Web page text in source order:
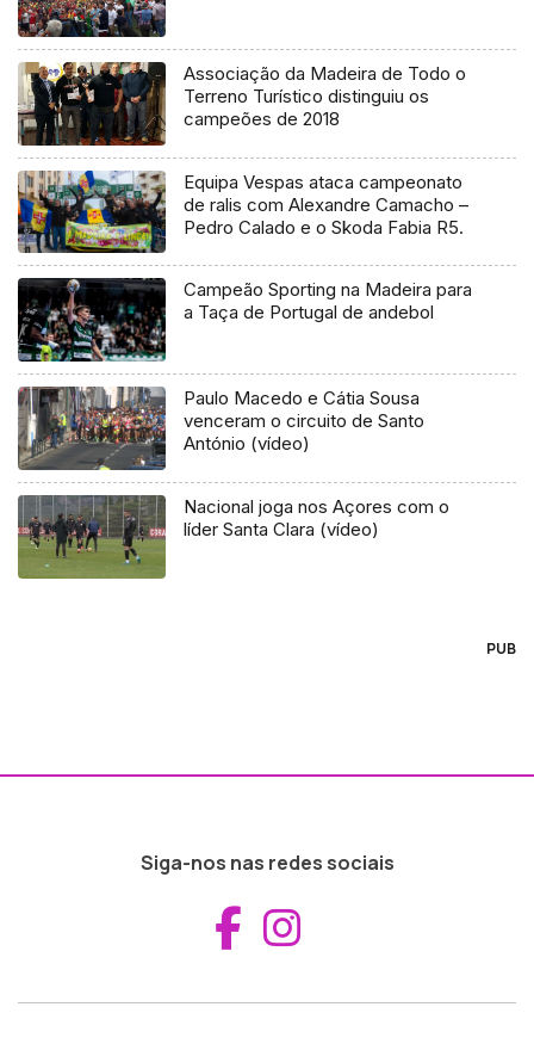
Associação da Madeira de Todo o
Terreno Turístico distinguiu os
campeões de 2018
Equipa Vespas ataca campeonato
de ralis com Alexandre Camacho –
Pedro Calado e o Skoda Fabia R5.
Campeão Sporting na Madeira para
a Taça de Portugal de andebol
Paulo Macedo e Cátia Sousa
venceram o circuito de Santo
António (vídeo)
Nacional joga nos Açores com o
líder Santa Clara (vídeo)
PUB
Siga-nos nas redes sociais
Aceder ao